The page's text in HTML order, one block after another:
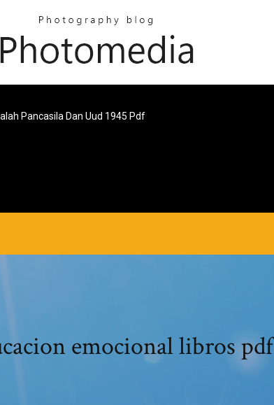
Pancasila Dan Uud 1945 Pdf
emocional libros pdf